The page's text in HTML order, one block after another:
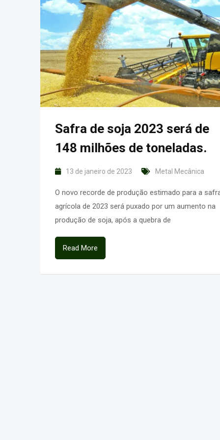
Safra de soja 2023 será de
148 milhões de toneladas.
13 de janeiro de 2023 Metal Mecânica
O novo recorde de produção estimado para a
agrícola de 2023 será puxado por um aumento na
produção de soja, após a quebra de
Read More